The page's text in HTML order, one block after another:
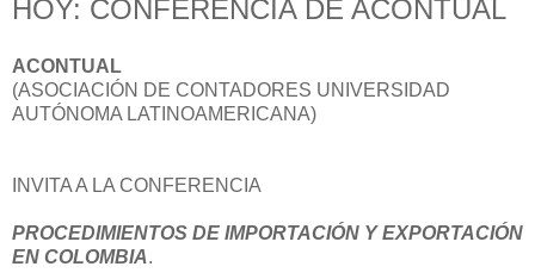
HOY: CONFERENCIA DE ACONTUAL
ACONTUAL
(ASOCIACIÓN DE CONTADORES UNIVERSIDAD
AUTÓNOMA LATINOAMERICANA)
INVITA A LA CONFERENCIA
PROCEDIMIENTOS DE IMPORTACIÓN Y EXPORTACIÓN
EN COLOMBIA.